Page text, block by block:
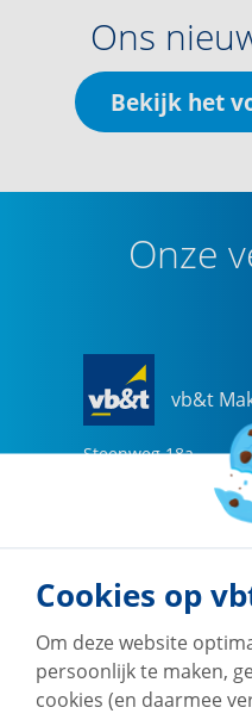
Ons
Bekijk het
Onze
vb&t
Steenweg 18a
Naar vestiging
Cookies op
Om deze website
persoonlijk te maken,
cookies (en daarmee